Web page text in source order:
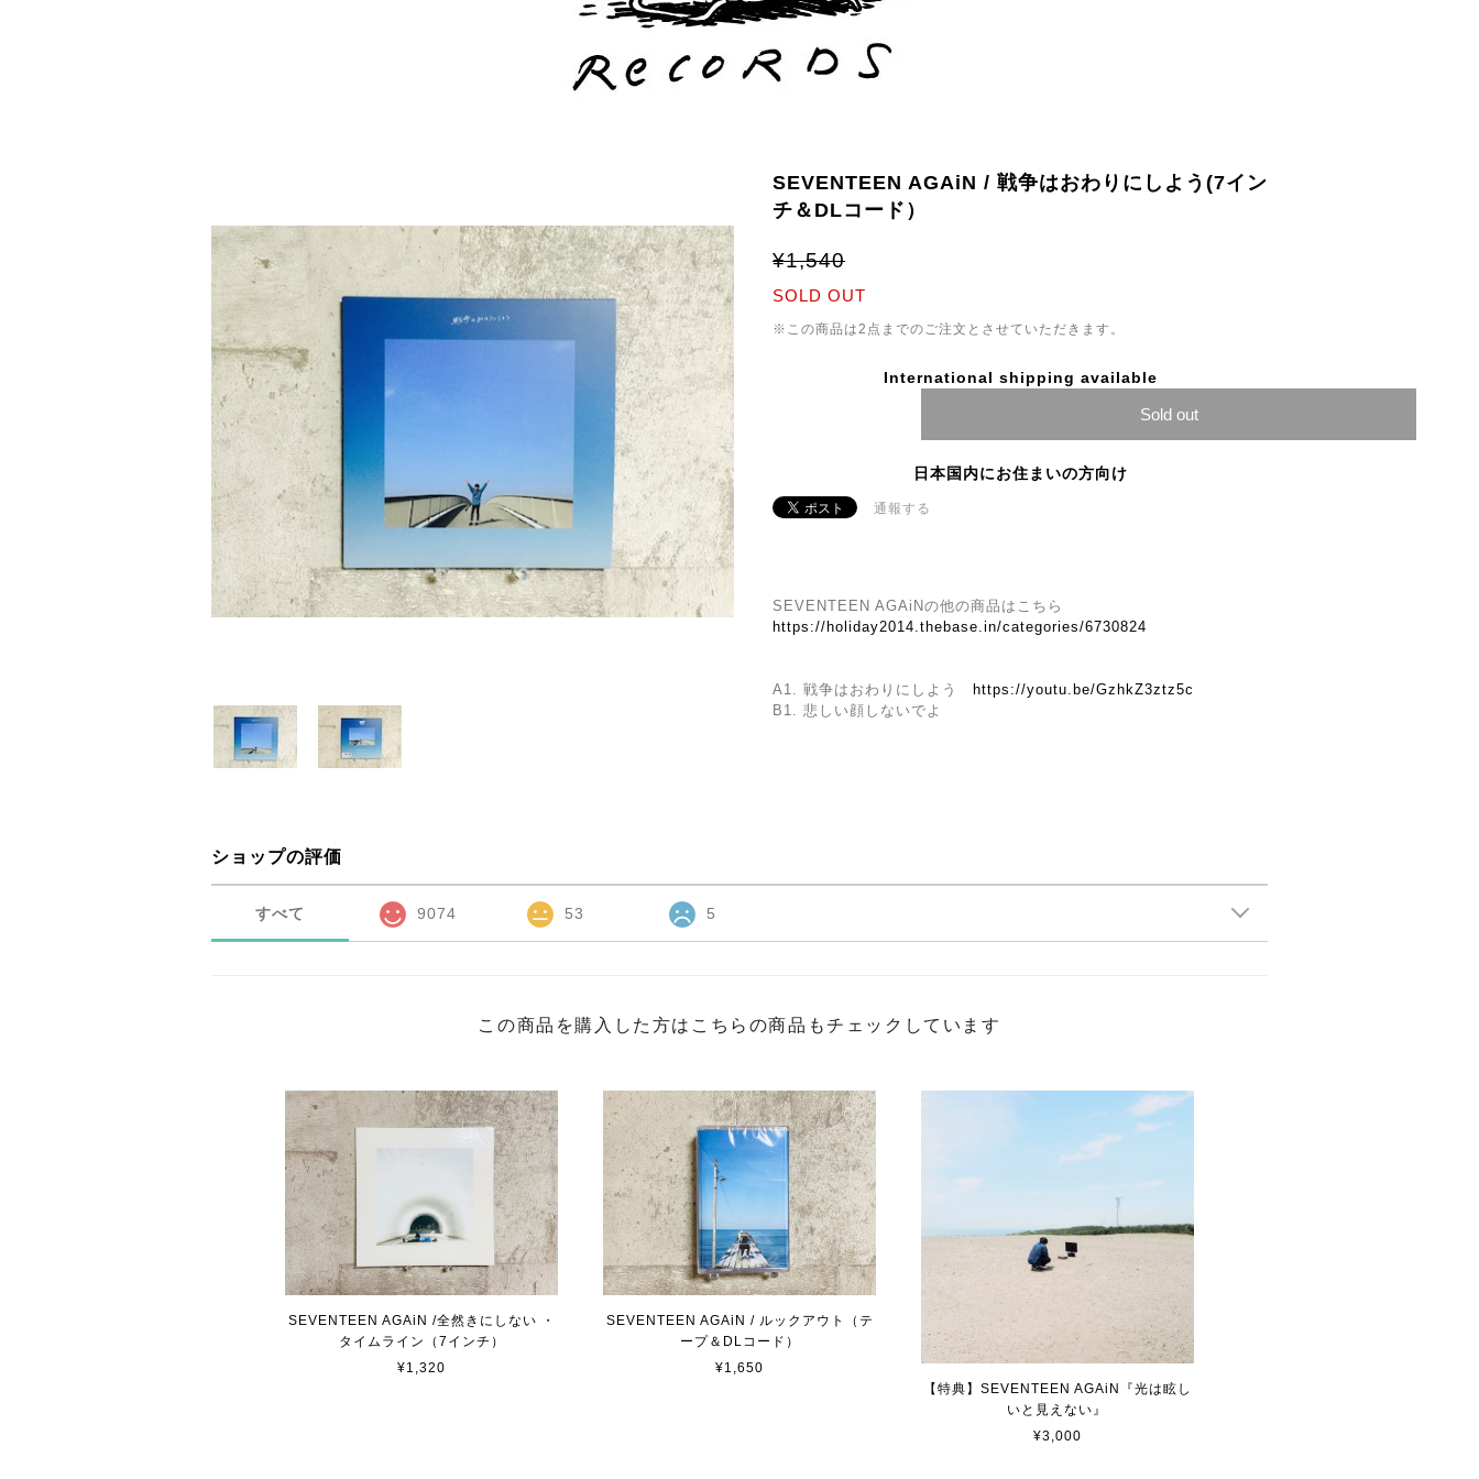
SEVENTEEN AGAiN / 戦争はおわりにしよう(7イン
チ＆DLコード）
¥1,540
SOLD OUT
※この商品は2点までのご注文とさせていただきます。
International shipping available
Sold out
日本国内にお住まいの方向け
通報する
SEVENTEEN AGAiNの他の商品はこちら
https://holiday2014.thebase.in/categories/6730824
A1. 戦争はおわりにしよう
https://youtu.be/GzhkZ3ztz5c
B1. 悲しい顔しないでよ
ショップの評価
すべて 9074 53 5
この商品を購入した方はこちらの商品もチェックしています
SEVENTEEN AGAiN /全然きにしない ・
タイムライン（7インチ）
¥1,320
SEVENTEEN AGAiN / ルックアウト（テ
ープ＆DLコード）
¥1,650
【特典】SEVENTEEN AGAiN『光は眩し
いと⾒えない』
¥3,000